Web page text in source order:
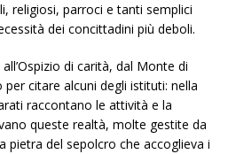
religiosi, parroci e tanti semplici
dei concittadini più deboli.
di carità, dal Monte di
per citare alcuni degli istituti: nella
raccontano le attività e la
queste realtà, molte gestite da
pietra del sepolcro che accoglieva i